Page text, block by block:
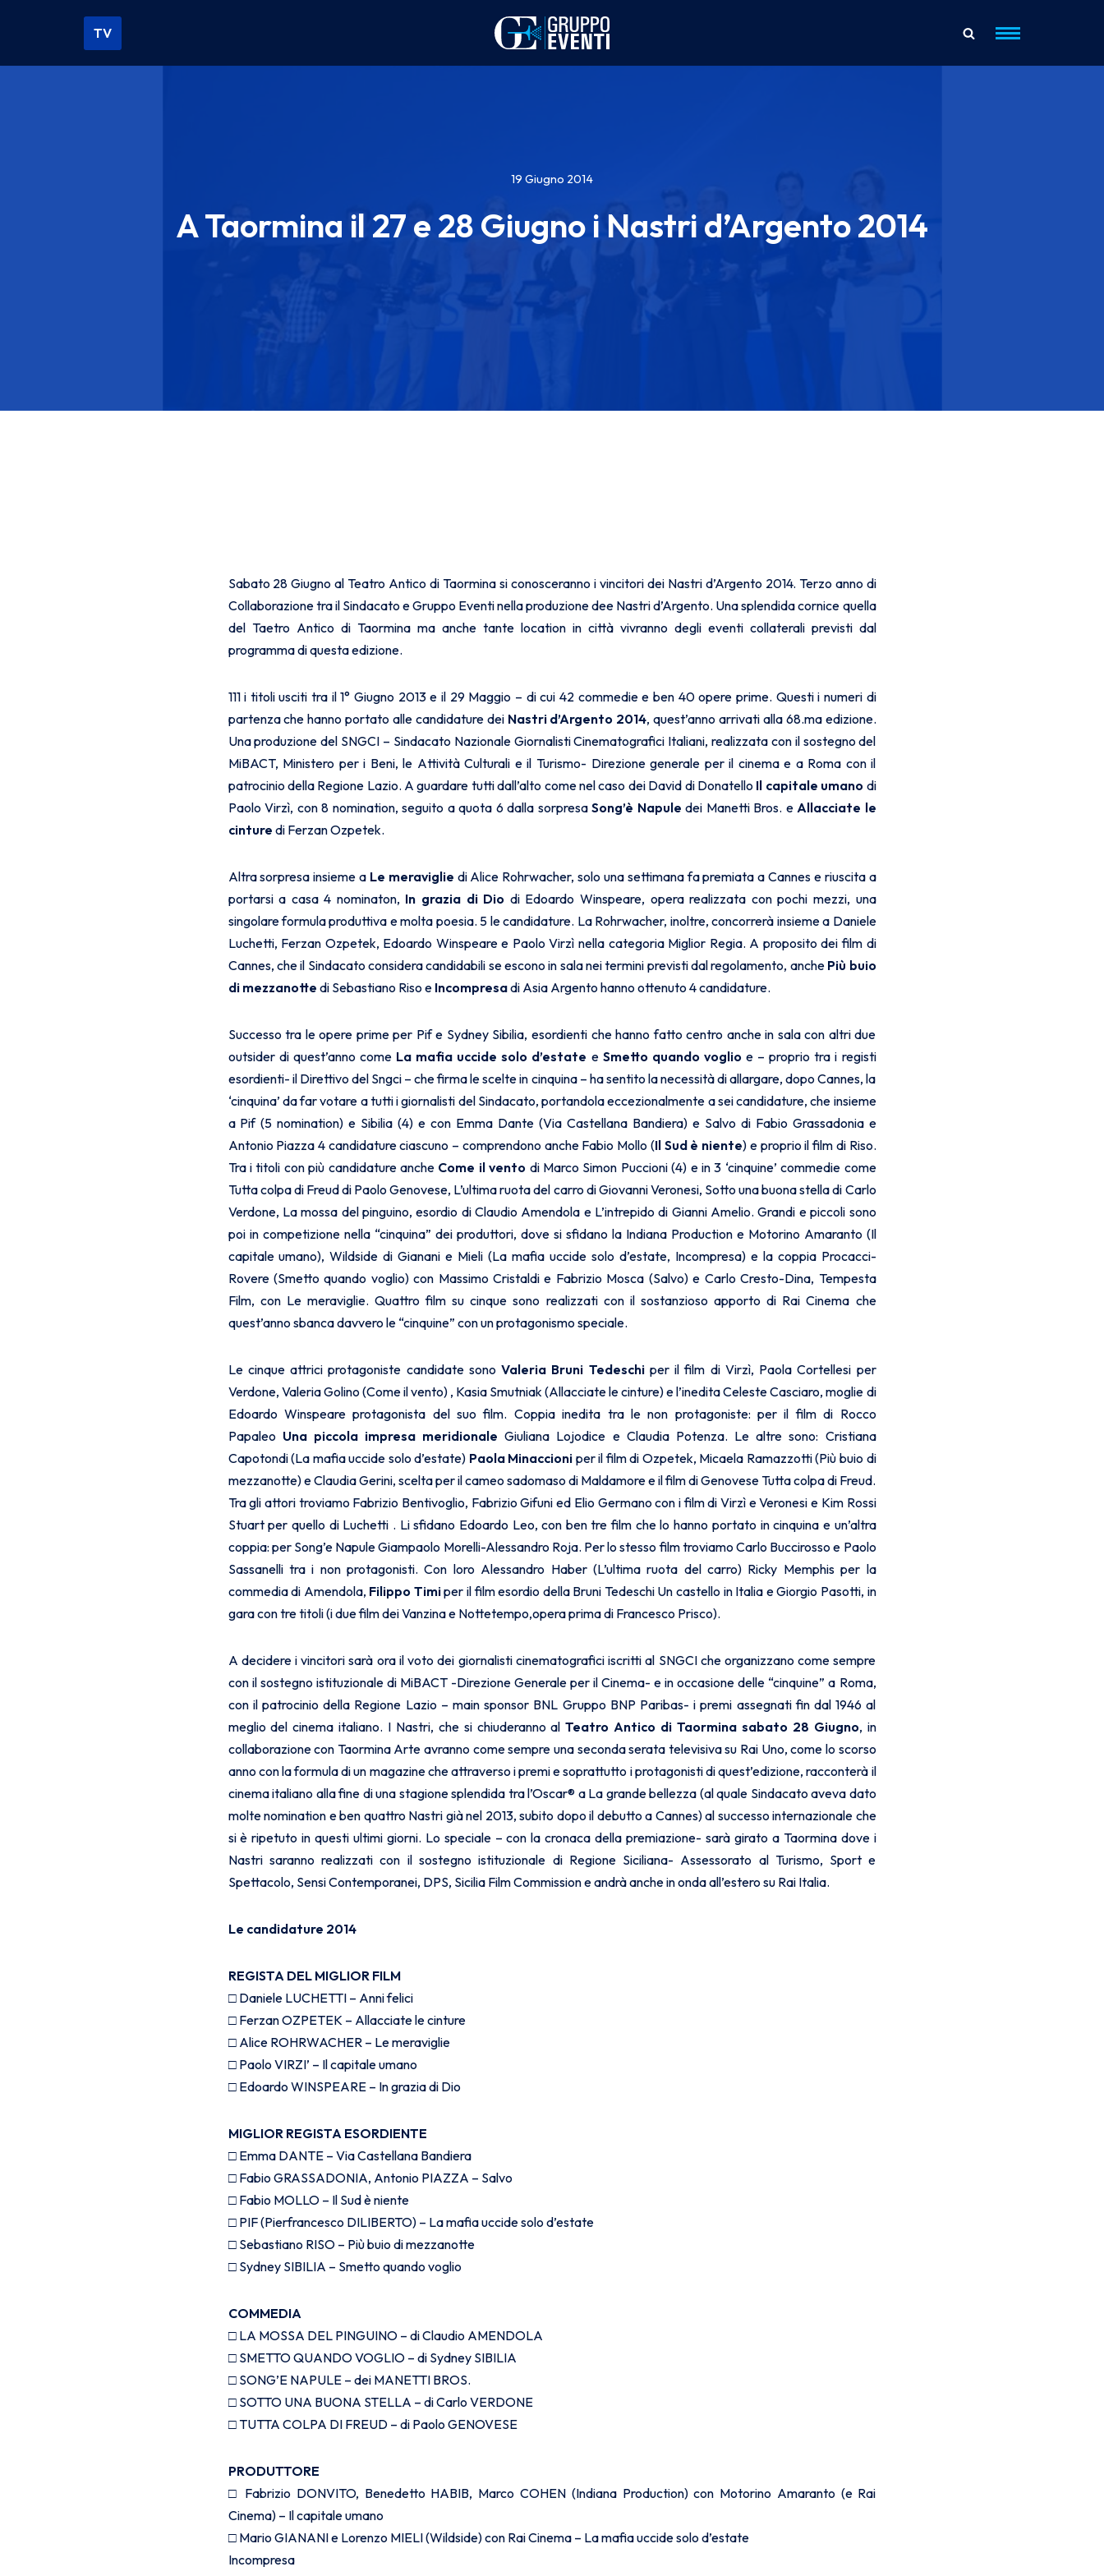
al
TV
19 Giugno 2014
A Taormina il 27 e 28 Giugno i Nastri d’Argento 2014
Sabato 28 Giugno al Teatro Antico di Taormina si conosceranno i vincitori dei Nastri d’Argento 2014. Terzo anno di
Collaborazione tra il Sindacato e Gruppo Eventi nella produzione dee Nastri d’Argento. Una splendida cornice quella
del Taetro Antico di Taormina ma anche tante location in città vivranno degli eventi collaterali previsti dal
programma di questa edizione.
111 i titoli usciti tra il 1° Giugno 2013 e il 29 Maggio – di cui 42 commedie e ben 40 opere prime. Questi i numeri di
partenza che hanno portato alle candidature dei Nastri d’Argento 2014, quest’anno arrivati alla 68.ma edizione.
Una produzione del SNGCI – Sindacato Nazionale Giornalisti Cinematografici Italiani, realizzata con il sostegno del
MiBACT, Ministero per i Beni, le Attività Culturali e il Turismo- Direzione generale per il cinema e a Roma con il
patrocinio della Regione Lazio. A guardare tutti dall’alto come nel caso dei David di Donatello Il capitale umano di
Paolo Virzì, con 8 nomination, seguito a quota 6 dalla sorpresa Song’è Napule dei Manetti Bros. e Allacciate le
cinture di Ferzan Ozpetek.
Altra sorpresa insieme a Le meraviglie di Alice Rohrwacher, solo una settimana fa premiata a Cannes e riuscita a
portarsi a casa 4 nominaton, In grazia di Dio di Edoardo Winspeare, opera realizzata con pochi mezzi, una
singolare formula produttiva e molta poesia. 5 le candidature. La Rohrwacher, inoltre, concorrerà insieme a Daniele
Luchetti, Ferzan Ozpetek, Edoardo Winspeare e Paolo Virzì nella categoria Miglior Regia. A proposito dei film di
Cannes, che il Sindacato considera candidabili se escono in sala nei termini previsti dal regolamento, anche Più buio
di mezzanotte di Sebastiano Riso e Incompresadi Asia Argento hanno ottenuto 4 candidature.
Successo tra le opere prime per Pif e Sydney Sibilia, esordienti che hanno fatto centro anche in sala con altri due
outsider di quest’anno come La mafia uccide solo d’estate e Smetto quando voglio e – proprio tra i registi
esordienti- il Direttivo del Sngci – che firma le scelte in cinquina – ha sentito la necessità di allargare, dopo Cannes, la
‘cinquina’ da far votare a tutti i giornalisti del Sindacato, portandola eccezionalmente a sei candidature, che insieme
a Pif (5 nomination) e Sibilia (4) e con Emma Dante (Via Castellana Bandiera) e Salvo di Fabio Grassadonia e
Antonio Piazza 4 candidature ciascuno – comprendono anche Fabio Mollo (Il Sud è niente) e proprio il film di Riso.
Tra i titoli con più candidature anche Come il vento di Marco Simon Puccioni (4) e in 3 ‘cinquine’ commedie come
Tutta colpa di Freud di Paolo Genovese, L’ultima ruota del carro di Giovanni Veronesi, Sotto una buona stella di Carlo
Verdone, La mossa del pinguino, esordio di Claudio Amendola e L’intrepido di Gianni Amelio. Grandi e piccoli sono
poi in competizione nella “cinquina” dei produttori, dove si sfidano la Indiana Production e Motorino Amaranto (Il
capitale umano), Wildside di Gianani e Mieli (La mafia uccide solo d’estate, Incompresa) e la coppia Procacci-
Rovere (Smetto quando voglio) con Massimo Cristaldi e Fabrizio Mosca (Salvo) e Carlo Cresto-Dina, Tempesta
Film, con Le meraviglie. Quattro film su cinque sono realizzati con il sostanzioso apporto di Rai Cinema che
quest’anno sbanca davvero le “cinquine” con un protagonismo speciale.
Le cinque attrici protagoniste candidate sono Valeria Bruni Tedeschi per il film di Virzì, Paola Cortellesi per
Verdone, Valeria Golino (Come il vento) , Kasia Smutniak (Allacciate le cinture) e l’inedita Celeste Casciaro, moglie di
Edoardo Winspeare protagonista del suo film. Coppia inedita tra le non protagoniste: per il film di Rocco
Papaleo Una piccola impresa meridionale Giuliana Lojodice e Claudia Potenza. Le altre sono: Cristiana
Capotondi (La mafia uccide solo d’estate) Paola Minaccioni per il film di Ozpetek, Micaela Ramazzotti (Più buio di
mezzanotte) e Claudia Gerini, scelta per il cameo sadomaso di Maldamore e il film di Genovese Tutta colpa di Freud.
Tra gli attori troviamo Fabrizio Bentivoglio, Fabrizio Gifuni ed Elio Germano con i film di Virzì e Veronesi e Kim Rossi
Stuart per quello di Luchetti . Li sfidano Edoardo Leo, con ben tre film che lo hanno portato in cinquina e un’altra
coppia: per Song’e Napule Giampaolo Morelli-Alessandro Roja. Per lo stesso film troviamo Carlo Buccirosso e Paolo
Sassanelli tra i non protagonisti. Con loro Alessandro Haber (L’ultima ruota del carro) Ricky Memphis per la
commedia di Amendola, Filippo Timiper il film esordio della Bruni Tedeschi Un castello in Italia e Giorgio Pasotti, in
gara con tre titoli (i due film dei Vanzina e Nottetempo,opera prima di Francesco Prisco).
A decidere i vincitori sarà ora il voto dei giornalisti cinematografici iscritti al SNGCI che organizzano come sempre
con il sostegno istituzionale di MiBACT -Direzione Generale per il Cinema- e in occasione delle “cinquine” a Roma,
con il patrocinio della Regione Lazio – main sponsor BNL Gruppo BNP Paribas- i premi assegnati fin dal 1946 al
meglio del cinema italiano. I Nastri, che si chiuderanno alTeatro Antico di Taormina sabato 28 Giugno, in
collaborazione con Taormina Arte avranno come sempre una seconda serata televisiva su Rai Uno, come lo scorso
anno con la formula di un magazine che attraverso i premi e soprattutto i protagonisti di quest’edizione, racconterà il
cinema italiano alla fine di una stagione splendida tra l’Oscar® a La grande bellezza (al quale Sindacato aveva dato
molte nomination e ben quattro Nastri già nel 2013, subito dopo il debutto a Cannes) al successo internazionale che
si è ripetuto in questi ultimi giorni. Lo speciale – con la cronaca della premiazione- sarà girato a Taormina dove i
Nastri saranno realizzati con il sostegno istituzionale di Regione Siciliana- Assessorato al Turismo, Sport e
Spettacolo, Sensi Contemporanei, DPS, Sicilia Film Commission e andrà anche in onda all’estero su Rai Italia.
Le candidature 2014
REGISTA DEL MIGLIOR FILM
□ Daniele LUCHETTI – Anni felici
□ Ferzan OZPETEK – Allacciate le cinture
□ Alice ROHRWACHER – Le meraviglie
□ Paolo VIRZI’ – Il capitale umano
□ Edoardo WINSPEARE – In grazia di Dio
MIGLIOR REGISTA ESORDIENTE
□ Emma DANTE – Via Castellana Bandiera
□ Fabio GRASSADONIA, Antonio PIAZZA – Salvo
□ Fabio MOLLO – Il Sud è niente
□ PIF (Pierfrancesco DILIBERTO) – La mafia uccide solo d’estate
□ Sebastiano RISO – Più buio di mezzanotte
□ Sydney SIBILIA – Smetto quando voglio
COMMEDIA
□ LA MOSSA DEL PINGUINO – di Claudio AMENDOLA
□ SMETTO QUANDO VOGLIO – di Sydney SIBILIA
□ SONG’E NAPULE – dei MANETTI BROS.
□ SOTTO UNA BUONA STELLA – di Carlo VERDONE
□ TUTTA COLPA DI FREUD – di Paolo GENOVESE
PRODUTTORE
□ Fabrizio DONVITO, Benedetto HABIB, Marco COHEN (Indiana Production) con Motorino Amaranto (e Rai
Cinema) – Il capitale umano
□ Mario GIANANI e Lorenzo MIELI (Wildside) con Rai Cinema – La mafia uccide solo d’estate
Incompresa